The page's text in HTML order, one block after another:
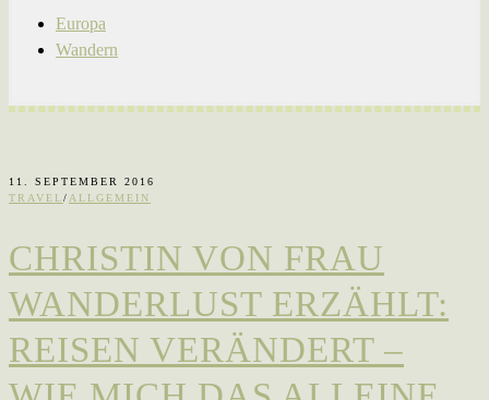
Europa
Wandern
11. SEPTEMBER 2016
TRAVEL/ ALLGEMEIN
CHRISTIN VON FRAU
WANDERLUST ERZÄHLT:
REISEN VERÄNDERT –